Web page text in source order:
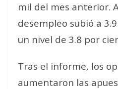
mil del mes anterior.
desempleo subió a
un nivel de 3.8 por
Tras el informe, los
aumentaron las